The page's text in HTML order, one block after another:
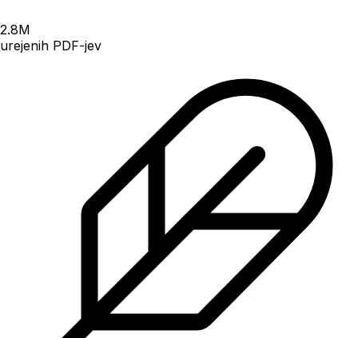
2.8M
urejenih PDF-jev